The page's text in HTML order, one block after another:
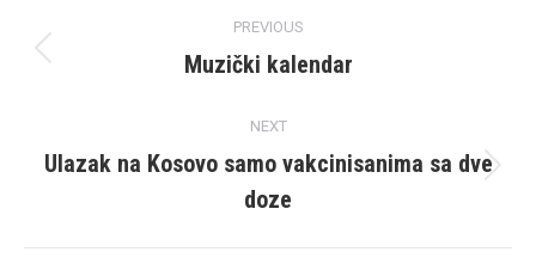
navigation
PREVIOUS
Previous
Muzički kalendar
NEXT
Next
post:
Ulazak na Kosovo samo vakcinisanima sa dve
doze